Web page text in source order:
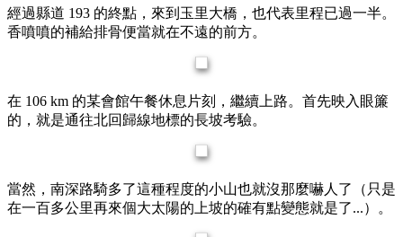
經過縣道 193 的終點，來到玉里大橋，也代表里程已過一半。
香噴噴的補給排骨便當就在不遠的前方。
在 106 km 的某會館午餐休息片刻，繼續上路。首先映入眼簾
的，就是通往北回歸線地標的長坡考驗。
當然，南深路騎多了這種程度的小山也就沒那麼嚇人了（只是
在一百多公里再來個大太陽的上坡的確有點變態就是了...）。